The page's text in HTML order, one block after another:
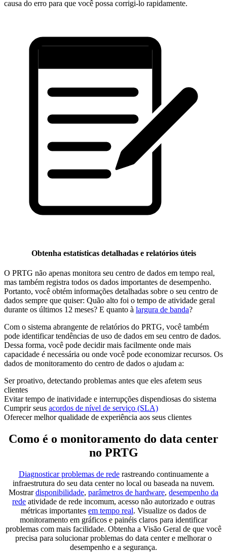
causa do erro para que você possa corrigi-lo rapidamente.
Obtenha estatísticas detalhadas e relatórios úteis
O PRTG não apenas monitora seu centro de dados em tempo real,
mas também registra todos os dados importantes de desempenho.
Portanto, você obtém informações detalhadas sobre o seu centro de
dados sempre que quiser: Quão alto foi o tempo de atividade geral
durante os últimos 12 meses? E quanto à largura de banda?
Com o sistema abrangente de relatórios do PRTG, você também
pode identificar tendências de uso de dados em seu centro de dados.
Dessa forma, você pode decidir mais facilmente onde mais
capacidade é necessária ou onde você pode economizar recursos. Os
dados de monitoramento do centro de dados o ajudam a:
Ser proativo, detectando problemas antes que eles afetem seus
clientes
Evitar tempo de inatividade e interrupções dispendiosas do sistema
Cumprir seus acordos de nível de serviço (SLA)
Oferecer melhor qualidade de experiência aos seus clientes
Como é o monitoramento do data center
no PRTG
Diagnosticar problemas de rederastreando continuamente a
infraestrutura do seu data center no local ou baseada na nuvem.
Mostrardisponibilidade, parâmetros de hardware, desempenho da
rede atividade de rede incomum, acesso não autorizado e outras
métricas importantes em tempo real. Visualize os dados de
monitoramento em gráficos e painéis claros para identificar
problemas com mais facilidade. Obtenha a Visão Geral de que você
precisa para solucionar problemas do data center e melhorar o
desempenho e a segurança.